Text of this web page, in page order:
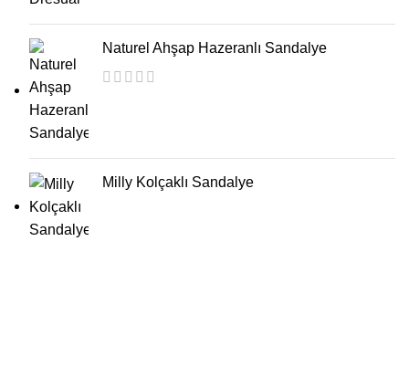
Naturel Ahşap Hazeranlı Sandalye
Milly Kolçaklı Sandalye